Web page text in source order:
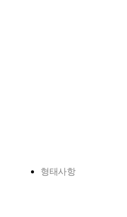
형태사항